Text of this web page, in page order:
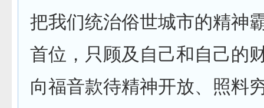
把我们统治俗世城市的精神
首位，只顾及自己和自己的
向福音款待精神开放、照料